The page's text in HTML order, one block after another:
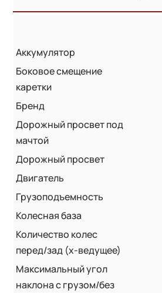
Аккумулятор
Боковое смещение
каретки
Бренд
Дорожный просвет под
мачтой
Дорожный просвет
Двигатель
Грузоподъемность
Колесная база
Количество колес
перед/зад (x-ведущее)
Максимальный угол
наклона с грузом/без